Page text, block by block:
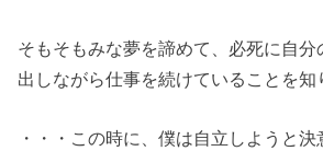
そもそもみな夢を諦めて、必死に自分
出しながら仕事を続けていることを知
・・・この時に、僕は自立しようと決